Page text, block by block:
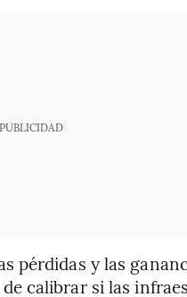
PUBLICIDAD
pérdidas y las
calibrar si las